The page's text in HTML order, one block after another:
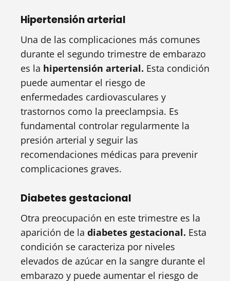
Hipertensión arterial
Una de las complicaciones más comunes
durante el segundo trimestre de embarazo
es la hipertensión arterial. Esta condición
puede aumentar el riesgo de
enfermedades cardiovasculares y
trastornos como la preeclampsia. Es
fundamental controlar regularmente la
presión arterial y seguir las
recomendaciones médicas para prevenir
complicaciones graves.
Diabetes gestacional
Otra preocupación en este trimestre es la
aparición de la diabetes gestacional. Esta
condición se caracteriza por niveles
elevados de azúcar en la sangre durante el
embarazo y puede aumentar el riesgo de